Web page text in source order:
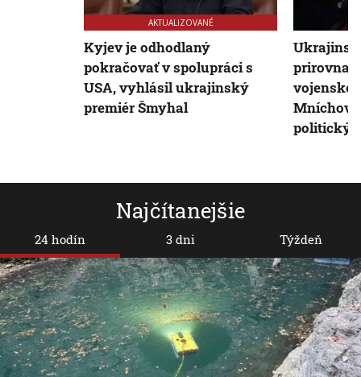
Najčítanejšie
24 hodín 3 dni Týždeň
AKTUALIZOVANÉ
Kyjev je odhodlaný
pokračovať v spolupráci s
USA, vyhlásil ukrajinský
premiér Šmyhal
prirovnal
vojenskej
politický